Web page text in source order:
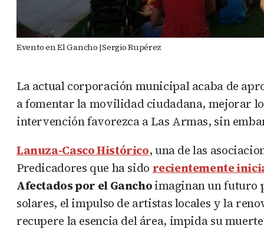
Evento en El Gancho |Sergio Rupérez
La actual corporación municipal acaba de
a fomentar la movilidad ciudadana, mejorar
intervención favorezca a Las Armas, sin
Lanuza-Casco Histórico, una de las
Predicadores que ha sido recientemente
Afectados por el Ganchoimaginan un futuro
solares, el impulso de artistas locales y la
recupere la esencia del área, impida su